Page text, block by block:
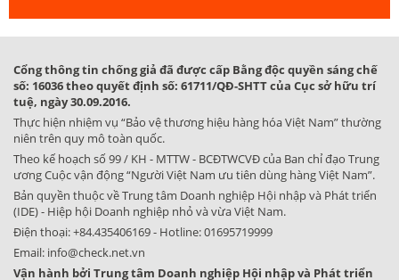
Cổng thông tin chống giả đã được cấp Bằng độc quyền sáng chế
số: 16036 theo quyết định số: 61711/QĐ-SHTT của Cục sở hữu trí
tuệ, ngày 30.09.2016.
Thực hiện nhiệm vụ “Bảo vệ thương hiệu hàng hóa Việt Nam” thường
niên trên quy mô toàn quốc.
Theo kế hoạch số 99 / KH - MTTW - BCĐTWCVĐ của Ban chỉ đạo Trung
ương Cuộc vận động “Người Việt Nam ưu tiên dùng hàng Việt Nam”.
Bản quyền thuộc về Trung tâm Doanh nghiệp Hội nhập và Phát triển
(IDE) - Hiệp hội Doanh nghiệp nhỏ và vừa Việt Nam.
Điện thoại:+84.435406169- Hotline:01695719999
Email: info@check.net.vn
Vận hành bởi Trung tâm Doanh nghiệp Hội nhập và Phát triển